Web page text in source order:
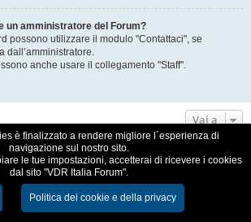
un amministratore del Forum?
possono utilizzare il modulo "Contattaci", se
dall’amministratore.
anche usare il collegamento "Staff".
Vai a
utilizzatori VDR
Traduzione Italiana phpBB-Italia.it
Cookie e Privacy
è finalizzato a rendere migliore l´esperienza di
navigazione sul nostro sito.
le tue impostazioni, accetterai di ricevere i cookies
dal sito "VDR Italia Forum".
Politica dei cookie e della privacy